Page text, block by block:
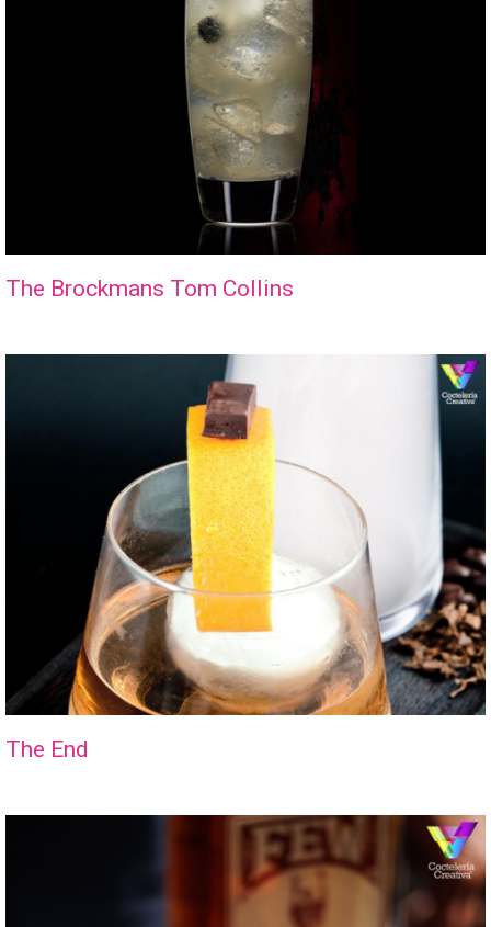
The Brockmans Tom Collins
The End